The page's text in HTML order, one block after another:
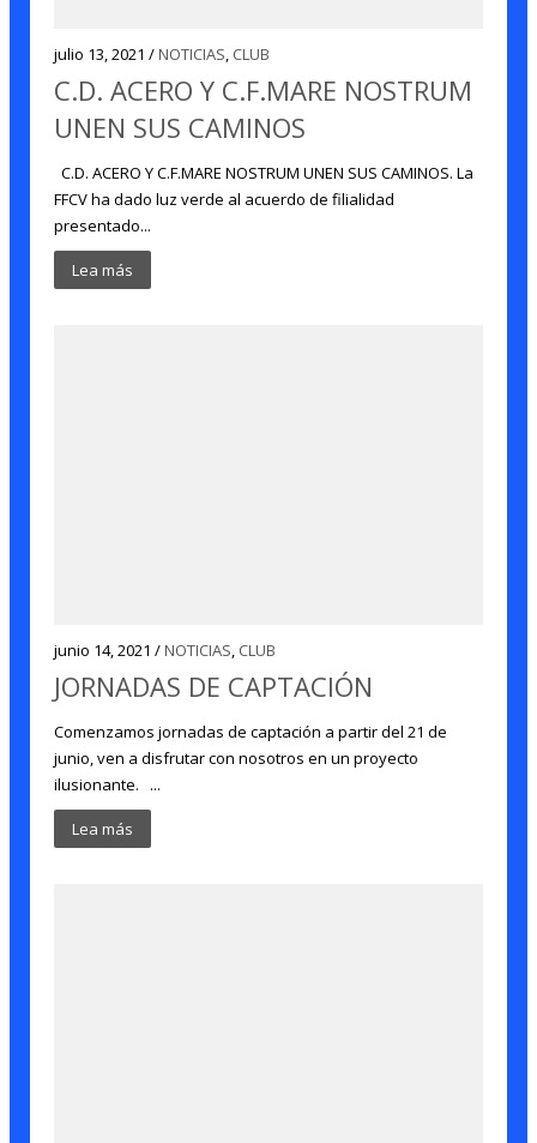
julio 13, 2021 /NOTICIAS, CLUB
C.D. ACERO Y C.F.MARE NOSTRUM
UNEN SUS CAMINOS
C.D. ACERO Y C.F.MARE NOSTRUM UNEN SUS CAMINOS. La
FFCV ha dado luz verde al acuerdo de filialidad
presentado...
Lea más
junio 14, 2021 /NOTICIAS, CLUB
JORNADAS DE CAPTACIÓN
Comenzamos jornadas de captación a partir del 21 de
junio, ven a disfrutar con nosotros en un proyecto
ilusionante. ...
Lea más